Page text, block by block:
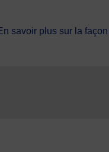
savoir plus sur la